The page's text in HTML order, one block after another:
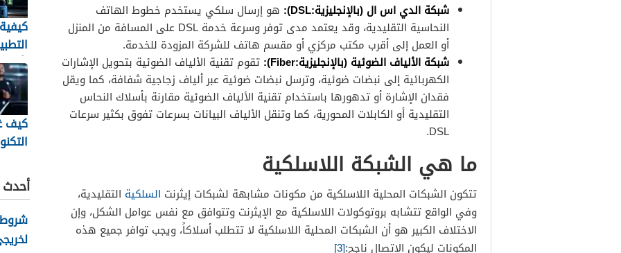
شبكة الدي اس ال (بالإنجليزية:DSL):
هو إرسال سلكي يستخدم خطوط الهاتف
النحاسية التقليدية، وقد يعتمد مدى توفر وسرعة خدمة DSL على المسافة من المنزل
أو العمل إلى أقرب مكتب مركزي أو مقسم هاتف للشركة المزودة للخدمة.
شبكة الألياف الضوئية (بالإنجليزية:Fiber):
تقوم تقنية الألياف الضوئية بتحويل الإشارات
الكهربائية إلى نبضات ضوئية، وترسل نبضات ضوئية عبر ألياف زجاجية شفافة، كما ويقل
فقدان الإشارة أو تدهورها باستخدام تقنية الألياف الضوئية مقارنة بأسلاك النحاس
التقليدية أو الكابلات المحورية، كما وتنقل الألياف البيانات بسرعات تفوق بكثير سرعات
DSL.
ما هي الشبكة اللاسلكية
تتكون الشبكات المحلية اللاسلكية من مكونات مشابهة لشبكات إيثرنت السلكية التقليدية،
وفي الواقع تتشابه بروتوكولات اللاسلكية مع الإيثرنت وتتوافق مع نفس عوامل الشكل، وإن
الاختلاف الكبير هو أن الشبكات المحلية اللاسلكية لا تتطلب أسلاكاً، ويجب توافر جميع هذه
المكونات ليكون الإتصال ناجح:[3]
كيف
أحدث
شروط